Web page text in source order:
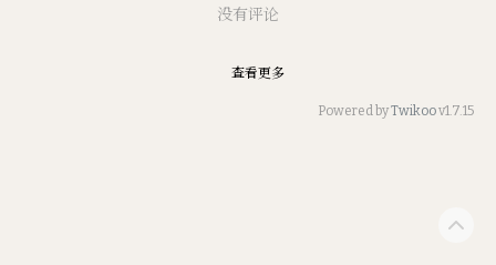
没有评论
查看更多
Powered byTwikoov1.7.15